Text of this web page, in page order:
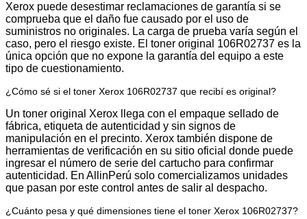
Xerox puede desestimar reclamaciones de garantía si se
comprueba que el daño fue causado por el uso de
suministros no originales. La carga de prueba varía según el
caso, pero el riesgo existe. El toner original 106R02737 es la
única opción que no expone la garantía del equipo a este
tipo de cuestionamiento.
¿Cómo sé si el toner Xerox 106R02737 que recibí es original?
Un toner original Xerox llega con el empaque sellado de
fábrica, etiqueta de autenticidad y sin signos de
manipulación en el precinto. Xerox también dispone de
herramientas de verificación en su sitio oficial donde puede
ingresar el número de serie del cartucho para confirmar
autenticidad. En AllinPerú solo comercializamos unidades
que pasan por este control antes de salir al despacho.
¿Cuánto pesa y qué dimensiones tiene el toner Xerox 106R02737?